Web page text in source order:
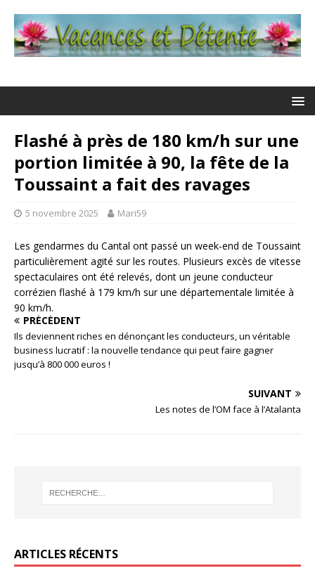
Flashé à près de 180 km/h sur une
portion limitée à 90, la fête de la
Toussaint a fait des ravages
5 novembre 2025 Mari59
Les gendarmes du Cantal ont passé un week-end de Toussaint
particulièrement agité sur les routes. Plusieurs excès de vitesse
spectaculaires ont été relevés, dont un jeune conducteur
corrézien flashé à 179 km/h sur une départementale limitée à
90 km/h.
PRÉCÉDENT
Ils deviennent riches en dénonçant les conducteurs, un véritable
business lucratif : la nouvelle tendance qui peut faire gagner
jusqu’à 800 000 euros !
SUIVANT
Les notes de l’OM face à l’Atalanta
ARTICLES RÉCENTS